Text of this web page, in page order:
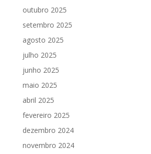
outubro 2025
setembro 2025
agosto 2025
julho 2025
junho 2025
maio 2025
abril 2025
fevereiro 2025
dezembro 2024
novembro 2024